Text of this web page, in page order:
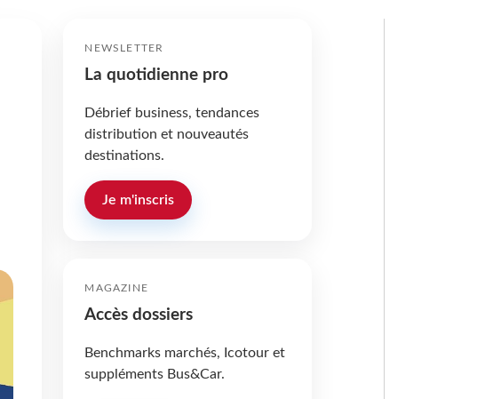
NEWSLETTER
La quotidienne pro
Débrief business, tendances
distribution et nouveautés
destinations.
Je m'inscris
MAGAZINE
Accès dossiers
Benchmarks marchés, Icotour et
suppléments Bus&Car.